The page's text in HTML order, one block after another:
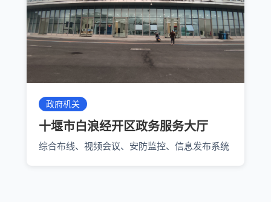
政府机关
十堰市白浪经开区政务服务大厅
综合布线、视频会议、安防监控、信息发布系统